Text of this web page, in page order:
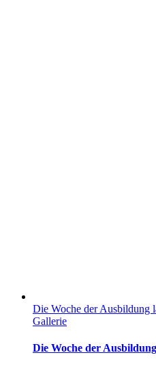
Die Woche der Ausbildung
Gallerie
Die Woche der